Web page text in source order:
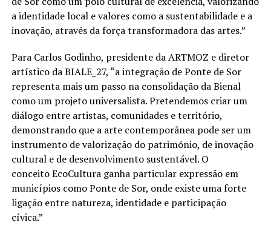
a identidade local e valores como a sustentabilidade e a
inovação, através da força transformadora das artes.”
Para Carlos Godinho, presidente da ARTMOZ e diretor
artístico da BIALE_27, “a integração de Ponte de Sor
representa mais um passo na consolidação da Bienal
como um projeto universalista. Pretendemos criar um
diálogo entre artistas, comunidades e território,
demonstrando que a arte contemporânea pode ser um
instrumento de valorização do património, de inovação
cultural e de desenvolvimento sustentável. O
conceito EcoCultura ganha particular expressão em
municípios como Ponte de Sor, onde existe uma forte
ligação entre natureza, identidade e participação
cívica.”